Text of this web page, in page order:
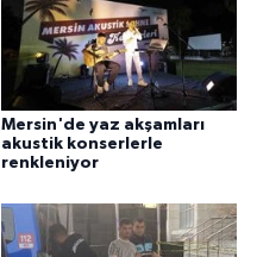
Mersin'de yaz akşamları
akustik konserlerle
renkleniyor